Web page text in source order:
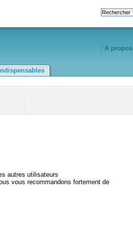
A propos
Indispensables
autres utilisateurs
vous recommandons fortement de